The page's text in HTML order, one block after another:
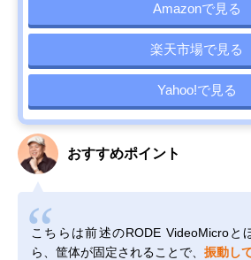
Amazonで見る
楽天市場で見る
Yahoo!で見る
おすすめポイント
こちらは前述のRODE VideoMicroと
ら、筐体が固定されることで、 振動し